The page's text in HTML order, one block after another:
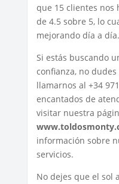
que 15 clientes nos
de 4.5 sobre 5, lo
mejorando día a día.
Si estás buscando
confianza, no
llamarnos al +34
encantados de
visitar nuestra
información sobre
servicios.
No dejes que el sol